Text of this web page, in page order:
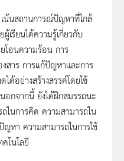
สถานการณ์ปัญหาที่ใกล้
เรียนได้ความรู้เกี่ยวกับ
โอนความร้อน การ
สาร การแก้ปัญหาและการ
ด้อย่างสร้างสรรค์โดยใช้
อกจากนี้ ยังได้ฝึกสมรรถนะ
ในการคิด ความสามารถใน
หา ความสามารถในการใช้
โนโลยี